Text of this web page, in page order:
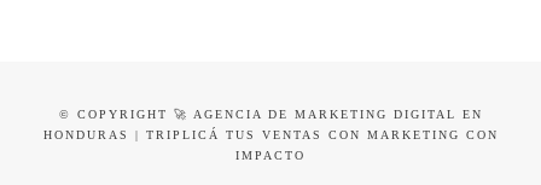
© COPYRIGHT 🚀 AGENCIA DE MARKETING DIGITAL EN
HONDURAS | TRIPLICÁ TUS VENTAS CON MARKETING CON
IMPACTO